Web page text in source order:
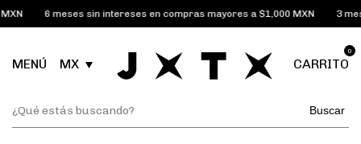
6 meses sin intereses en compras mayores a $1,000 MXN 3
MENÚ MX CARRITO
0
Buscar